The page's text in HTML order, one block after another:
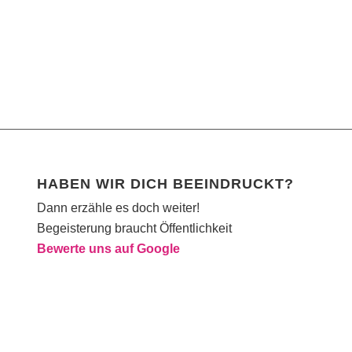
HABEN WIR DICH BEEINDRUCKT?
Dann erzähle es doch weiter!
Begeisterung braucht Öffentlichkeit
Bewerte uns auf Google